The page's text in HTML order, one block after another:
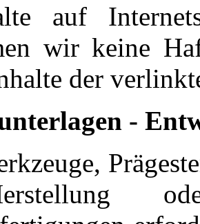
auf
wir keine
der
-